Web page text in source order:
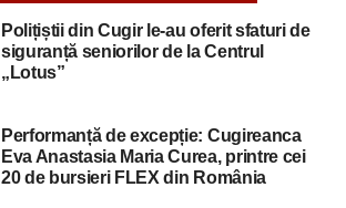
Polițiștii din Cugir le-au oferit sfaturi de
siguranță seniorilor de la Centrul
„Lotus”
Performanță de excepție: Cugireanca
Eva Anastasia Maria Curea, printre cei
20 de bursieri FLEX din România